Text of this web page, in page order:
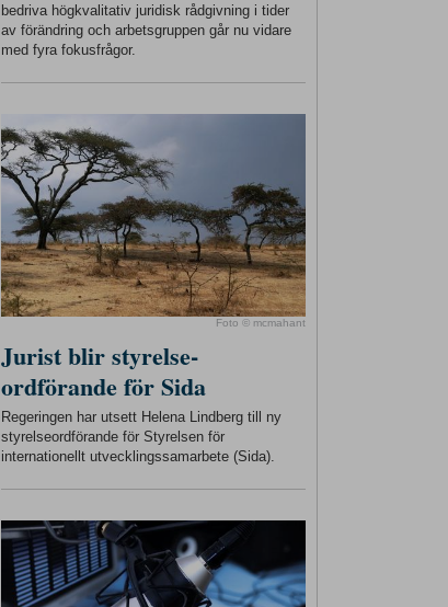
bedriva högkvalitativ juridisk rådgivning i tider
av förändring och arbetsgruppen går nu vidare
med fyra fokusfrågor.
Foto © mcmahant
Jurist blir styrelse-
ordförande för Sida
Regeringen har utsett Helena Lindberg till ny
styrelseordförande för Styrelsen för
internationellt utvecklingssamarbete (Sida).